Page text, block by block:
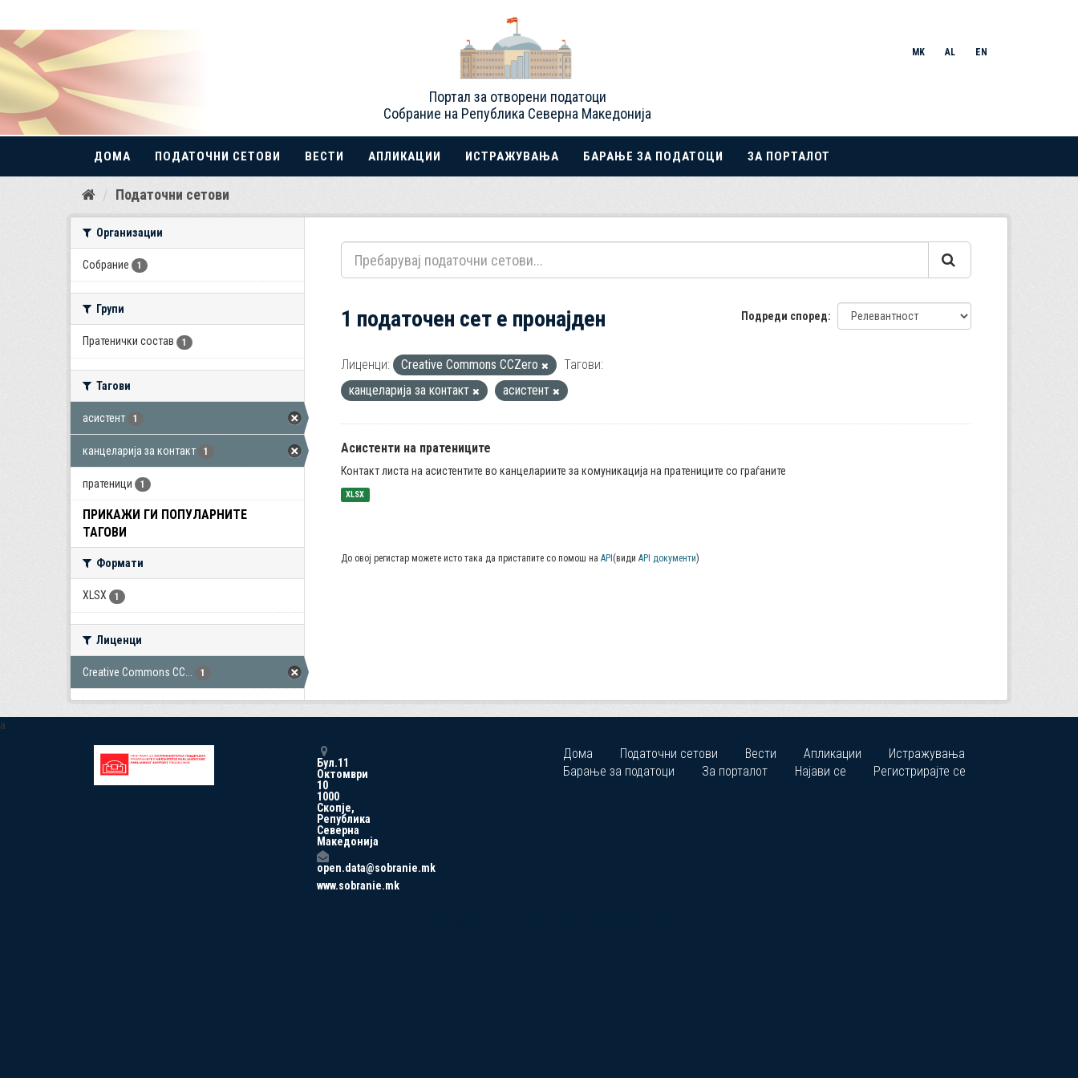
Прескокнете
Портал за отворени податоци
Собрание на Република Северна Македонија
MK AL EN
ДОМА ПОДАТОЧНИ СЕТОВИ ВЕСТИ АПЛИКАЦИИ ИСТРАЖУВАЊА БАРАЊЕ ЗА ПОДАТОЦИ ЗА ПОРТАЛОТ
Податочни сетови
Организации
Собрание 1
Групи
Пратенички состав 1
Тагови
асистент 1
канцеларија за контакт 1
пратеници 1
ПРИКАЖИ ГИ ПОПУЛАРНИТЕ
ТАГОВИ
Формати
XLSX 1
Лиценци
Creative Commons CC... 1
Подреди според
1 податочен сет е пронајден
Лиценци: Creative Commons CCZero
Тагови:
канцеларија за контакт
асистент
Асистенти на пратениците
Контакт листа на асистентите во канцелариите за комуникација на пратениците со граѓаните
XLSX
До овој регистар можете исто така да пристапите со помош на API (види API документи)
a
Бул.11
Октомври
10
1000
Скопје,
Република
Северна
Македонија
open.data@sobranie.mk
www.sobranie.mk
Дома Податочни сетови Вести Апликации
Истражувања
Барање за податоци
За порталот Најави се Регистрирајте се